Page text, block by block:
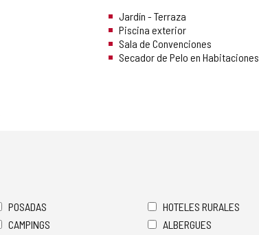
Jardín - Terraza
Piscina exterior
Sala de Convenciones
Secador de Pelo en Habitaciones
POSADAS
HOTELES RURALES
CAMPINGS
ALBERGUES